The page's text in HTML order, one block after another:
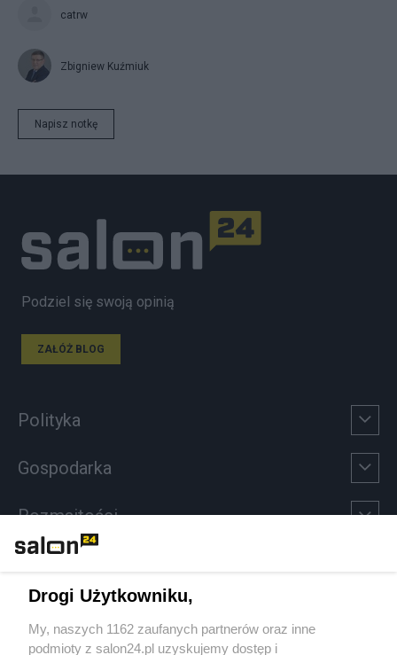
catrw
Zbigniew Kuźmiuk
Napisz notkę
Podziel się swoją opinią
ZAŁÓŻ BLOG
Polityka
Gospodarka
Rozmaitości
Sport
Drogi Użytkowniku,
My, naszych 1162 zaufanych partnerów oraz inne
podmioty z salon24.pl uzyskujemy dostęp i